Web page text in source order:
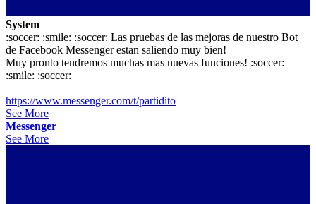
System
:soccer: :smile: :soccer: Las pruebas de las mejoras de nuestro Bot
de Facebook Messenger estan saliendo muy bien!
Muy pronto tendremos muchas mas nuevas funciones! :soccer:
:smile: :soccer:
https://www.messenger.com/t/partidito
See More
Messenger
See More